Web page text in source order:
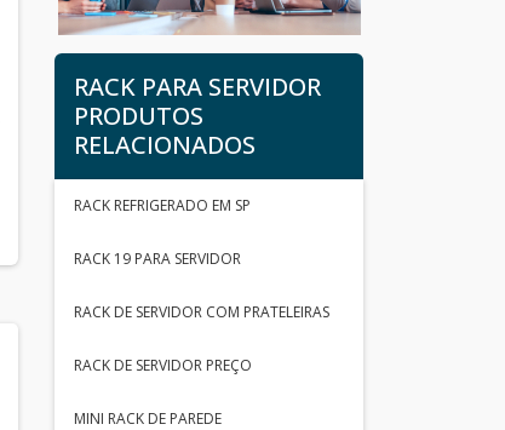
RACK PARA SERVIDOR
PRODUTOS
RELACIONADOS
RACK REFRIGERADO EM SP
RACK 19 PARA SERVIDOR
RACK DE SERVIDOR COM PRATELEIRAS
RACK DE SERVIDOR PREÇO
MINI RACK DE PAREDE